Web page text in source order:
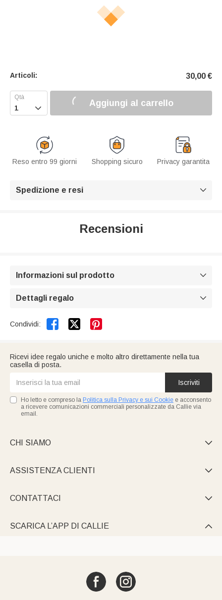
Articoli: 30,00 €
 Aggiungi al carrello
Reso entro 99 giorni Shopping sicuro Privacy garantita
Spedizione e resi 
Recensioni
Informazioni sul prodotto 
Dettagli regalo 
Condividi:  
Ricevi idee regalo uniche e molto altro direttamente nella tua
casella di posta.
Iscriviti
Ho letto e compreso la Politica sulla Privacy e sui Cookie e acconsento
a ricevere comunicazioni commerciali personalizzate da Callie via
email.
CHI SIAMO 
ASSISTENZA CLIENTI 
CONTATTACI 
SCARICA L’APP DI CALLIE 